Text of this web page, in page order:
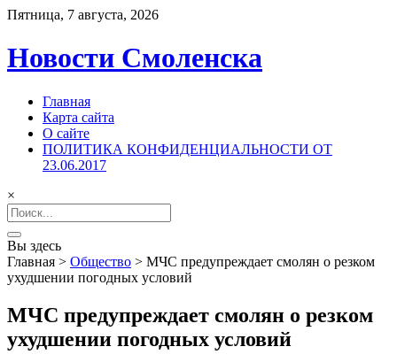
Пятница, 7 августа, 2026
Новости Смоленска
Главная
Карта сайта
О сайте
ПОЛИТИКА КОНФИДЕНЦИАЛЬНОСТИ ОТ
23.06.2017
×
Search
for:
Вы здесь
Главная > Общество > МЧС предупреждает смолян о резком
ухудшении погодных условий
МЧС предупреждает смолян о резком
ухудшении погодных условий